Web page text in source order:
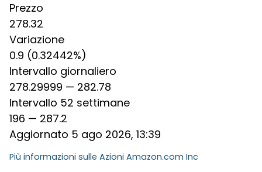
Prezzo
278.32
Variazione
0.9 (0.32442%)
Intervallo giornaliero
278.29999 — 282.78
Intervallo 52 settimane
196 — 287.2
Aggiornato 5 ago 2026, 13:39
Più informazioni sulle Azioni Amazon.com Inc